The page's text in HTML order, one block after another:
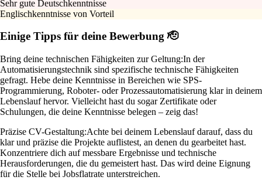
Sehr gute Deutschkenntnisse
Englischkenntnisse von Vorteil
Einige Tipps für deine Bewerbung 🫡
Bring deine technischen Fähigkeiten zur Geltung:In der
Automatisierungstechnik sind spezifische technische Fähigkeiten
gefragt. Hebe deine Kenntnisse in Bereichen wie SPS-
Programmierung, Roboter- oder Prozessautomatisierung klar in deinem
Lebenslauf hervor. Vielleicht hast du sogar Zertifikate oder
Schulungen, die deine Kenntnisse belegen – zeig das!
Präzise CV-Gestaltung:Achte bei deinem Lebenslauf darauf, dass du
klar und präzise die Projekte auflistest, an denen du gearbeitet hast.
Konzentriere dich auf messbare Ergebnisse und technische
Herausforderungen, die du gemeistert hast. Das wird deine Eignung
für die Stelle bei Jobsflatrate unterstreichen.